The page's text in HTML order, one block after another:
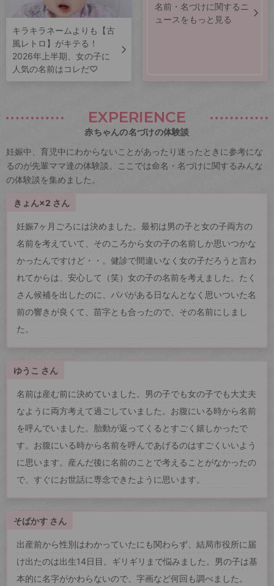
キラキラネームよりも【古
風レトロ】がキテる！
2026年上半期、女の子に
人気の名前はコレだ♡
名前・名づけに関するニ
ュースをもっと見る
EXPERIENCE
赤ちゃんの名づけの体験談
妊娠中、育児中にわからないことがあったり迷ったときに参考にな
るのが先輩ママ達の体験談。ここでは命名・名づけに関するみんな
の体験談を集めました。
きょん×2 さん
妊娠7ヶ月ごろには決めました。最初は男の子と女の子両方の
名前を考えていて、そのころから女の子の名前しか思いつかな
かったんですけど・・。健診で間違いなく女の子だろうと言わ
れてからは、安心して（笑）女の子の名前を考えました。たく
さん候補を出したのに、パパがある日なんとなく思いついた名
前の響きが良くて、苗字とも合ったので、その名前にしまし
た。
ゆうこ さん
名前は産む前に決めていました。男の子でも女の子でも大丈夫
なように両方考えて過ごしていました。お腹にいる時から名前
を呼んでいました。胎動が返ってくるとすごく嬉しかったで
す。お腹にいる時から名前を呼んであげるのはすごくいいよう
に思います。産んだ後に名前のことで考えることがなかったの
で、すぐにお世話に専念できたように思います。
そばかす さん
出産前から性別はわかっていたにも関わらず、結局市役所に届
け出たのは出生14日目。ギリギリまで悩みました。男の子は基
本的に名字がかわらないので、字画など何回も調べました。